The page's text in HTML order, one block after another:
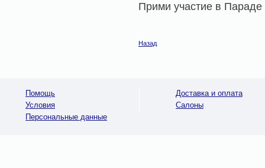
Прими участие в
Назад
Помощь
Условия
Персональные данные
Доставка и оплата
Салоны